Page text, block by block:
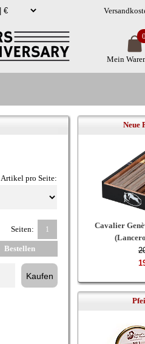
Mein
0
Artikel pro Seite:
Seiten: 1
Bestellen
Neue
Cavalier